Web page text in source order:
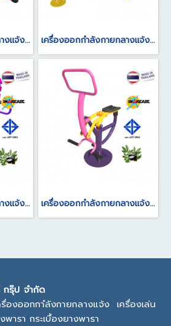
เครื่องออกกำลังกายกลางแจ้ง อุปกรณ์จักรยานบริหาร แบบนั่งตรงปั่น เครื่องออกกำลังกายกลางแจ้ง อุปกรณ์จักรยานบริหาร แบบนั่งเอนปั่น
เครื่องออกกำลังกายกลางแจ้ง อุปกรณ์ม้านั่งงัดข้อเข่า(ปรับน้ำหนักได้) เครื่องออกกำลังกายกลางแจ้ง อุปกรณ์จักรยานโยกตัว
กรุ๊ป จำกัด
องออกกาํลังกายกลางแจ้ง เครื่องเล่น
ารา กระเบื้องยางพารา